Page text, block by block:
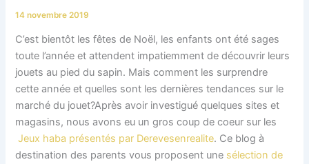
14 novembre 2019
C’est bientôt les fêtes de Noël, les enfants ont été sages
toute l’année et attendent impatiemment de découvrir leurs
jouets au pied du sapin. Mais comment les surprendre
cette année et quelles sont les dernières tendances sur le
marché du jouet?Après avoir investigué quelques sites et
magasins, nous avons eu un gros coup de coeur sur les
Jeux haba présentés par Derevesenrealite. Ce blog à
destination des parents vous proposent une sélection de